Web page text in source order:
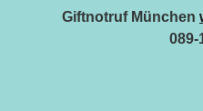
Giftnotruf München
089-